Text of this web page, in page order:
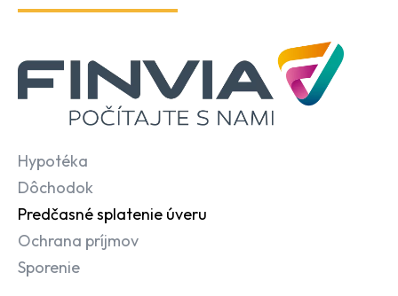
Hypotéka
Dôchodok
Predčasné splatenie úveru
Ochrana príjmov
Sporenie